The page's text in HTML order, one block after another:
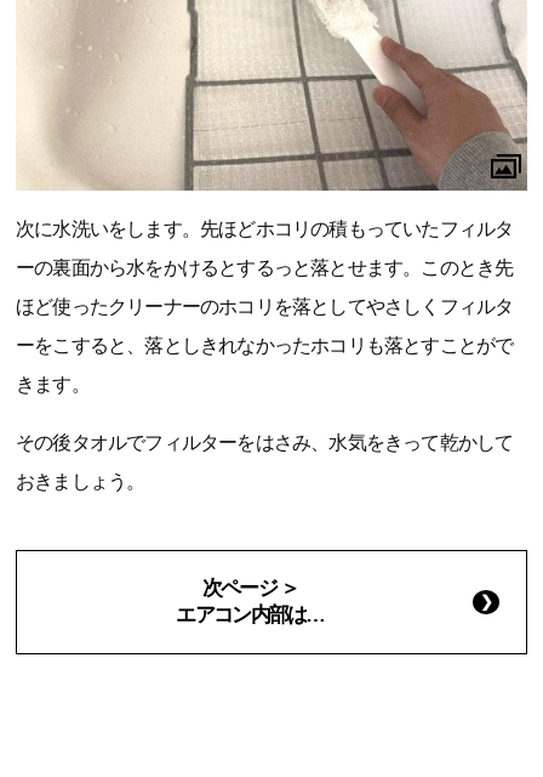
次に水洗いをします。先ほどホコリの積もっていたフィルタ
ーの裏面から水をかけるとするっと落とせます。このとき先
ほど使ったクリーナーのホコリを落としてやさしくフィルタ
ーをこすると、落としきれなかったホコリも落とすことがで
きます。
その後タオルでフィルターをはさみ、水気をきって乾かして
おきましょう。
次ページ ＞
エアコン内部は…